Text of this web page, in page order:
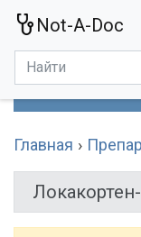
Not-A-Doc
Главная